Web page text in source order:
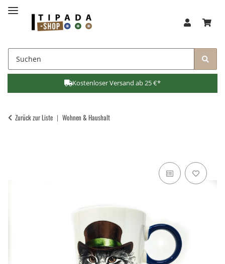
Kostenloser Versand ab 25 €*
Zurück zur Liste Wohnen & Haushalt